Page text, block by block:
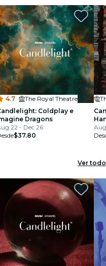
4.7 ·
The Royal Theatre
Coldplay e
Dragons
22 - Dec 26
$37.80
Ver todo